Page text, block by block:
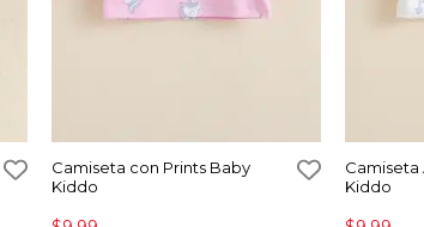
Camiseta con Prints Baby
Kiddo
Camiseta
Kiddo